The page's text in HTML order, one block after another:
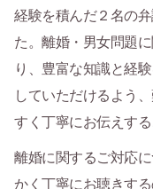
経験を積んだ２名の
た。離婚・男女問題
り、豊富な知識と経
していただけるよう
すく丁寧にお伝えす
離婚に関するご対応
かく丁寧にお聴きす